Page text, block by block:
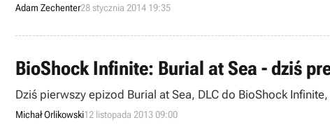
Adam Zechenter28 stycznia 2014 19:35
BioShock Infinite: Burial at Sea - dziś
Dziś pierwszy epizod Burial at Sea, DLC do BioShock
Michał Orlikowski12 listopada 2013 09:00